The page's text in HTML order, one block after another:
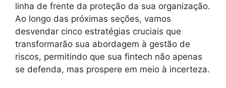
linha de frente da proteção da sua organização.
Ao longo das próximas seções, vamos
desvendar cinco estratégias cruciais que
transformarão sua abordagem à gestão de
riscos, permitindo que sua fintech não apenas
se defenda, mas prospere em meio à incerteza.